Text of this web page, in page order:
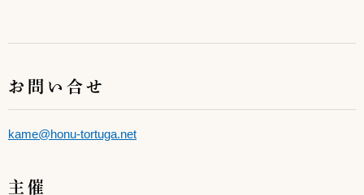
お問い合せ
kame@honu-tortuga.net
主催